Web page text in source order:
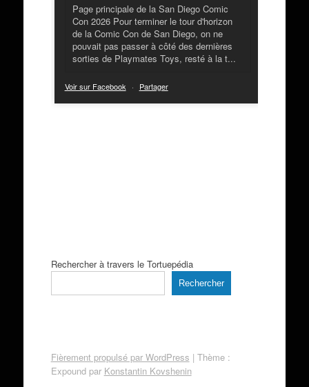
Page principale de la San Diego Comic
Con 2026 Pour terminer le tour d'horizon
de la Comic Con de San Diego, on ne
pouvait pas passer à côté des dernières
sorties de Playmates Toys, resté à la t...
Voir sur Facebook · Partager
Rechercher à travers le Tortuepédia
Rechercher
Fièrement propulsé par WordPress | Thème :
Expound par Konstantin Kovshenin